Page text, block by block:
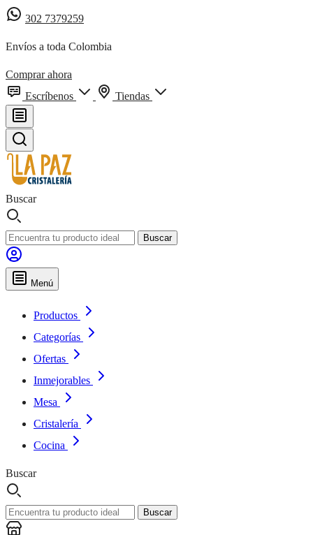
302 7379259
Envíos a toda Colombia
Comprar ahora
Escríbenos
Tiendas
Buscar
Buscar
Menú
Productos
Categorías
Ofertas
Inmejorables
Mesa
Cristalería
Cocina
Buscar
Buscar